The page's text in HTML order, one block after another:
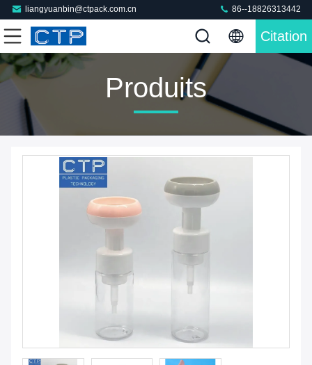
liangyuanbin@ctpack.com.cn 86--18826313442
Citation
Produits